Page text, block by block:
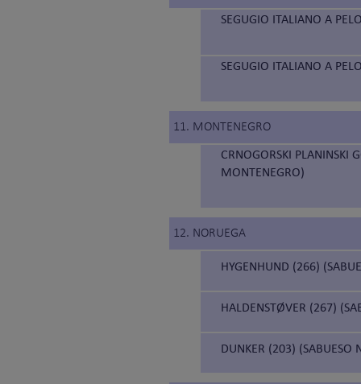
SEGUGIO ITALIANO A
SEGUGIO ITALIANO A
11. MONTENEGRO
CRNOGORSKI PLANINSKI
MONTENEGRO)
12. NORUEGA
HYGENHUND (266)
HALDENSTØVER (267)
DUNKER (203) (SABUESO